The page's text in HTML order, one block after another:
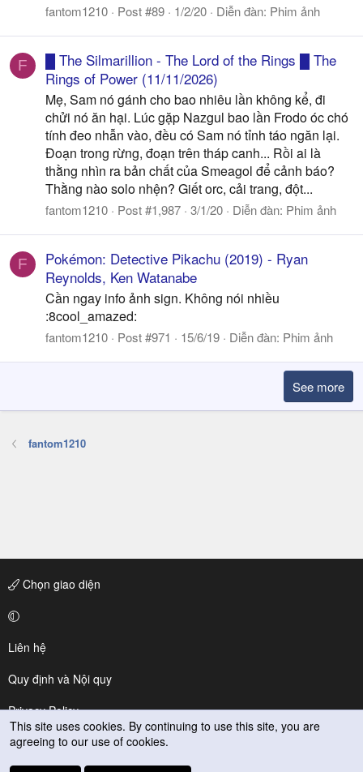
fantom1210 Post #89 1/2/20 Diễn đàn: Phim ảnh
F
█ The Silmarillion - The Lord of the Rings █ The
Rings of Power (11/11/2026)
Mẹ, Sam nó gánh cho bao nhiêu lần không kể, đi
chửi nó ăn hại. Lúc gặp Nazgul bao lần Frodo óc chó
tính đeo nhẫn vào, đều có Sam nó tỉnh táo ngăn lại.
Đoạn trong rừng, đoạn trên tháp canh... Rồi ai là
thằng nhìn ra bản chất của Smeagol để cảnh báo?
Thằng nào solo nhện? Giết orc, cải trang, đột...
fantom1210 Post #1,987 3/1/20 Diễn đàn: Phim ảnh
F
Pokémon: Detective Pikachu (2019) - Ryan
Reynolds, Ken Watanabe
Cần ngay info ảnh sign. Không nói nhiều
:8cool_amazed:
fantom1210 Post #971 15/6/19 Diễn đàn: Phim ảnh
See more
fantom1210
Chọn giao diện
Liên hệ
Quy định và Nội quy
Privacy Policy
Trợ giúp
This site uses cookies. By continuing to use this site, you are
agreeing to our use of cookies.